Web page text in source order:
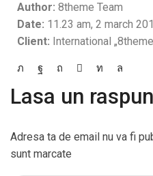
Author: 8theme Team
Date: 11.23 am, 2 march
Client: International
Lasa un
Adresa ta de email nu va fi
sunt marcate